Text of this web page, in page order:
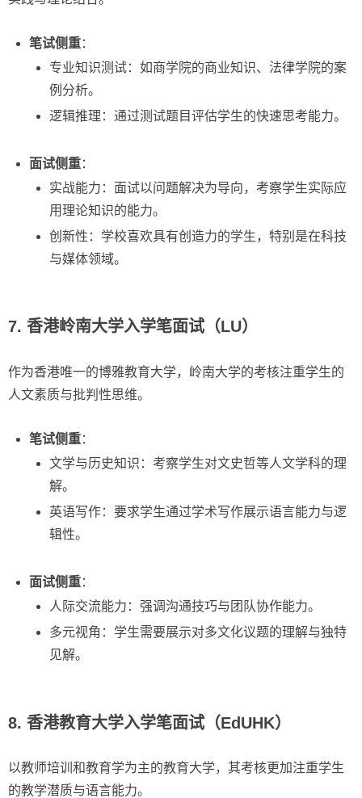
笔试侧重：
专业知识测试：如商学院的商业知识、法律学院的案
例分析。
逻辑推理：通过测试题目评估学生的快速思考能力。
面试侧重：
实战能力：面试以问题解决为导向，考察学生实际应
用理论知识的能力。
创新性：学校喜欢具有创造力的学生，特别是在科技
与媒体领域。
7. 香港岭南大学入学笔面试（LU）
作为香港唯一的博雅教育大学，岭南大学的考核注重学生的
人文素质与批判性思维。
笔试侧重：
文学与历史知识：考察学生对文史哲等人文学科的理
解。
英语写作：要求学生通过学术写作展示语言能力与逻
辑性。
面试侧重：
人际交流能力：强调沟通技巧与团队协作能力。
多元视角：学生需要展示对多文化议题的理解与独特
见解。
8. 香港教育大学入学笔面试（EdUHK）
以教师培训和教育学为主的教育大学，其考核更加注重学生
的教学潜质与语言能力。